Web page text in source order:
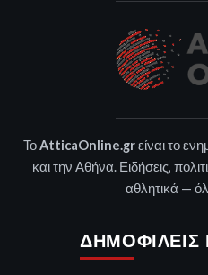
ΤοAtticaOnline.grείναι το
και την Αθήνα. Ειδήσεις,
αθλητικά —
ΔΗΜΟΦΙΛΕΊΣ